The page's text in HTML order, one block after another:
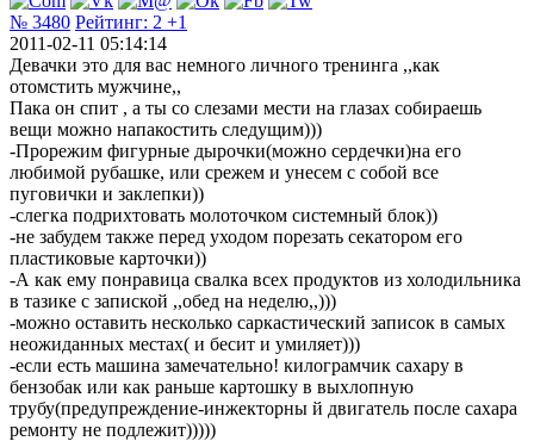
№ 3480 Рейтинг: 2 +1
2011-02-11 05:14:14
Девачки это для вас немного личного тренинга ,,как
отомстить мужчине,,
Пака он спит , а ты со слезами мести на глазах собираешь
вещи можно напакостить следущим)))
-Прорежим фигурные дырочки(можно сердечки)на его
любимой рубашке, или срежем и унесем с собой все
пуговички и заклепки))
-слегка подрихтовать молоточком системный блок))
-не забудем также перед уходом порезать секатором его
пластиковые карточки))
-А как ему понравица свалка всех продуктов из холодильника
в тазике с запиской ,,обед на неделю,,)))
-можно оставить несколько саркастический записок в самых
неожиданных местах( и бесит и умиляет)))
-если есть машина замечательно! килограмчик сахару в
бензобак или как раньше картошку в выхлопную
трубу(предупреждение-инжекторны й двигатель после сахара
ремонту не подлежит)))))